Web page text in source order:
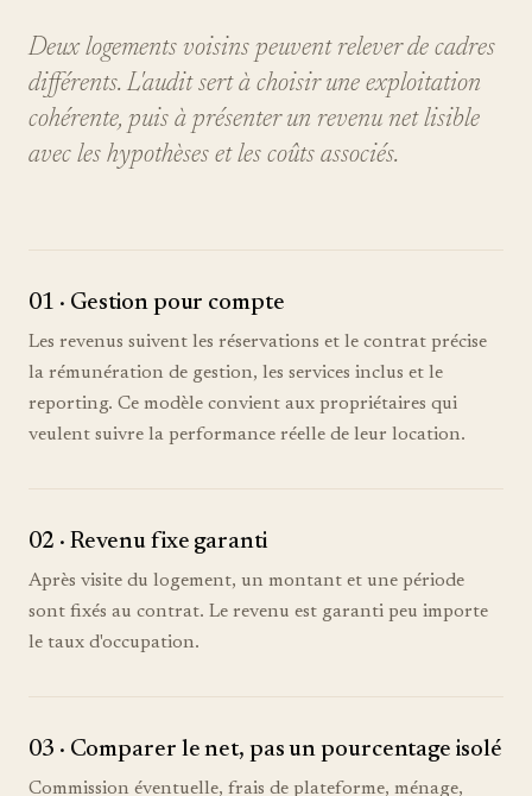
Deux logements voisins peuvent relever de cadres
différents. L'audit sert à choisir une exploitation
cohérente, puis à présenter un revenu net lisible
avec les hypothèses et les coûts associés.
01 · Gestion pour compte
Les revenus suivent les réservations et le contrat précise
la rémunération de gestion, les services inclus et le
reporting. Ce modèle convient aux propriétaires qui
veulent suivre la performance réelle de leur location.
02 · Revenu fixe garanti
Après visite du logement, un montant et une période
sont fixés au contrat. Le revenu est garanti peu importe
le taux d'occupation.
03 · Comparer le net, pas un pourcentage isolé
Commission éventuelle, frais de plateforme, ménage,